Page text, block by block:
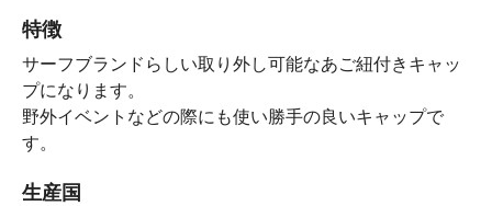
特徴
サーフブランドらしい取り外し可能なあご紐付きキャッ
プになります。
野外イベントなどの際にも使い勝手の良いキャップで
す。
生産国